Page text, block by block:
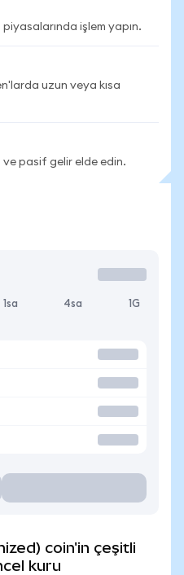
işlem yapın.
uzun veya kısa
pasif gelir elde edin.
1sa 4sa 1G
coin'in çeşitli
kuru